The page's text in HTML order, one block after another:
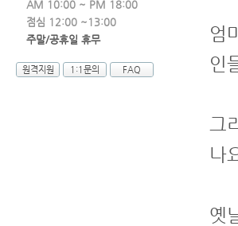
AM 10:00 ~ PM 18:00
점심 12:00 ~13:00
주말/공휴일 휴무
원격지원 1:1문의 FAQ
엄
인
그
나
옛